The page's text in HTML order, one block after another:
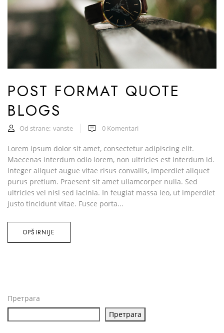
Претрага
Претрага
POST FORMAT QUOTE
BLOGS
Od strane: vanste 0 Komentari
Lorem ipsum dolor sit amet, consectetur adipiscing elit.
Maecenas interdum odio lorem, non ultricies est interdum id.
Integer aliquet augue vitae risus convallis, imperdiet aliquet
purus pretium. Praesent sit amet ullamcorper nulla. Sed
ultricies vel nisl sed lacinia. In feugiat massa leo, ut imperdiet
justo tincidunt vitae. Fusce porta...
OPŠIRNIJE